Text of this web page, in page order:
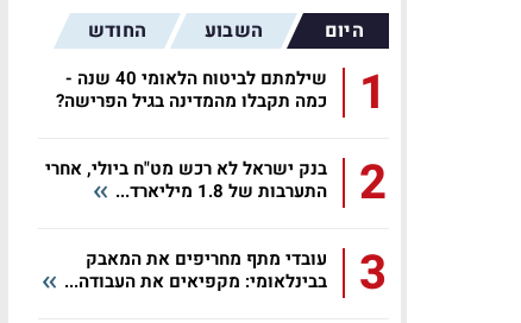
היום השבוע החודש
1
שילמתם לביטוח הלאומי 40 שנה -
כמה תקבלו מהמדינה בגיל הפרישה?
2
בנק ישראל לא רכש מט"ח ביולי, אחרי
התערבות של 1.8 מיליארד...
3
עובדי מתף מחריפים את המאבק
בבינלאומי: מקפיאים את העבודה...